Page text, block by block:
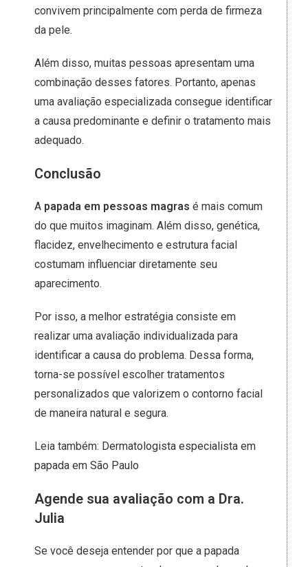
convivem principalmente com perda de firmeza
da pele.
Além disso, muitas pessoas apresentam uma
combinação desses fatores. Portanto, apenas
uma avaliação especializada consegue identificar
a causa predominante e definir o tratamento mais
adequado.
Conclusão
A papada em pessoas magras é mais comum
do que muitos imaginam. Além disso, genética,
flacidez, envelhecimento e estrutura facial
costumam influenciar diretamente seu
aparecimento.
Por isso, a melhor estratégia consiste em
realizar uma avaliação individualizada para
identificar a causa do problema. Dessa forma,
torna-se possível escolher tratamentos
personalizados que valorizem o contorno facial
de maneira natural e segura.
Leia também: Dermatologista especialista em
papada em São Paulo
Agende sua avaliação com a Dra.
Julia
Se você deseja entender por que a papada